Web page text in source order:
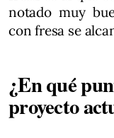
notado muy
con fresa se
¿En qué
proyecto